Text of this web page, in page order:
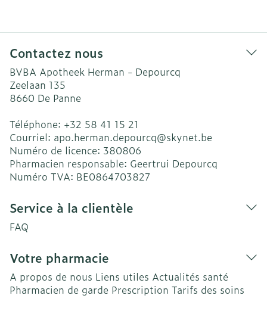
Contactez nous
BVBA Apotheek Herman - Depourcq
Zeelaan 135
8660 De Panne
Téléphone: +32 58 41 15 21
Courriel: apo.herman.depourcq@skynet.be
Numéro de licence: 380806
Pharmacien responsable: Geertrui Depourcq
Numéro TVA: BE0864703827
Service à la clientèle
FAQ
Votre pharmacie
A propos de nous Liens utiles Actualités santé
Pharmacien de garde Prescription Tarifs des soins